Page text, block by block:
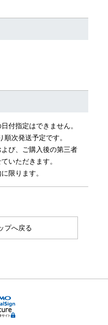
付指定はできません。
次発送予定です。
び、ご購入後の第三者
いただきます。
限ります。
プへ戻る